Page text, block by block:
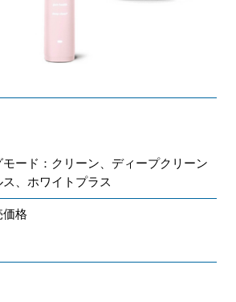
ード：クリーン、ディープクリーン
、ホワイトプラス
価格